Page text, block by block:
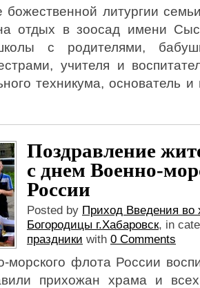
божественной литургии
отдых в зоосад имени
с родителями,
учителя и
техникума, основатель
Поздравление
с днем Военно-
России
Posted by Приход Введения во
Богородицы г.Хабаровск, in
праздники with 0 Comments
флота России
прихожан храма и